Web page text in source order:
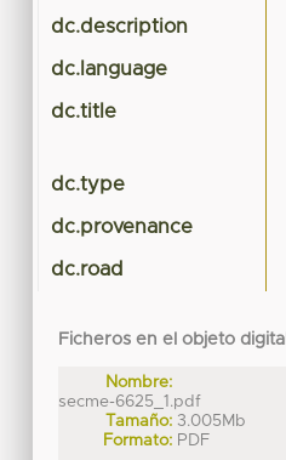
dc.description
dc.language
dc.title
dc.type
dc.provenance
dc.road
Ficheros en el objeto digital
Nombre:
secme-6625_1.pdf
Tamaño: 3.005Mb
Formato: PDF